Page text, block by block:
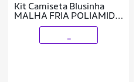
Kit Camiseta Blusinha
MALHA FRIA POLIAMIDA
+ Calça BOLSO Leg
Corrida 535